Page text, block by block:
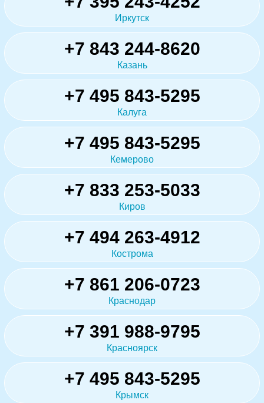
Иркутск
+7 843 244-8620
Казань
+7 495 843-5295
Калуга
+7 495 843-5295
Кемерово
+7 833 253-5033
Киров
+7 494 263-4912
Кострома
+7 861 206-0723
Краснодар
+7 391 988-9795
Красноярск
+7 495 843-5295
Крымск